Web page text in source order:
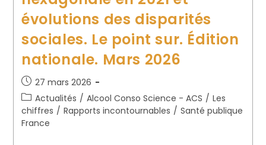
évolutions des disparités
sociales. Le point sur. Édition
nationale. Mars 2026
27 mars 2026
Actualités / Alcool Conso Science - ACS / Les
chiffres / Rapports incontournables / Santé publique
France